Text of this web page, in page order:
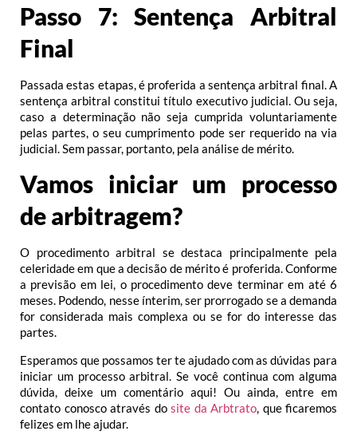
Passo 7: Sentença Arbitral
Final
Passada estas etapas, é proferida a sentença arbitral final. A
sentença arbitral constitui título executivo judicial. Ou seja,
caso a determinação não seja cumprida voluntariamente
pelas partes, o seu cumprimento pode ser requerido na via
judicial. Sem passar, portanto, pela análise de mérito.
Vamos iniciar um processo
de arbitragem?
O procedimento arbitral se destaca principalmente pela
celeridade em que a decisão de mérito é proferida. Conforme
a previsão em lei, o procedimento deve terminar em até 6
meses. Podendo, nesse ínterim, ser prorrogado se a demanda
for considerada mais complexa ou se for do interesse das
partes.
Esperamos que possamos ter te ajudado com as dúvidas para
iniciar um processo arbitral. Se você continua com alguma
dúvida, deixe um comentário aqui! Ou ainda, entre em
contato conosco através dosite da Arbtrato , que ficaremos
felizes em lhe ajudar.